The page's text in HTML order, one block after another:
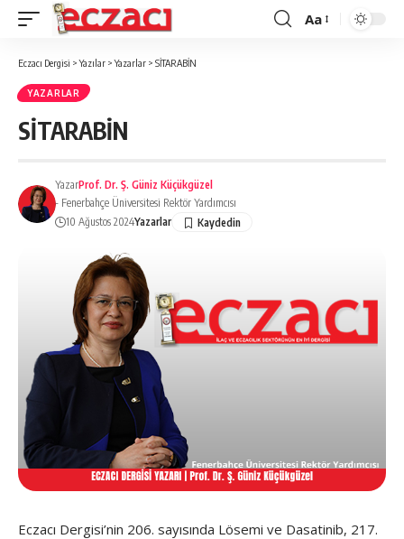
Font
Aa
Eczacı Dergisi >Yazılar >Yazarlar > SİTARABİN
YAZARLAR
SİTARABİN
YazarProf. Dr. Ş. Güniz Küçükgüzel
- Fenerbahçe Üniversitesi Rektör Yardımcısı
10 Ağustos 2024Yazarlar
Eczacı Dergisi’nin 206. sayısında Lösemi ve Dasatinib, 217.